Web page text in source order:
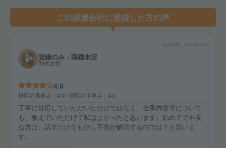
この派遣会社に登録した方の声
登録のみ：職種未定
50代女性
4.0
対応の迅速さ 4.0 対応の丁寧さ 4.0
丁寧に対応していただいただけではなく、仕事内容等について
も、教えていただけて私はよかったと思います。始めてで不安
な方は、話すだけでも少し不安が解消するのでは？と思いま
す。